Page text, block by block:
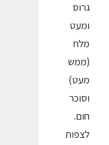
גרוס
ומעט
מלח
(ממש
מעט)
וסוכר
חום.
לצפות